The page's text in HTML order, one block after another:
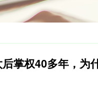
掌权40多年，为